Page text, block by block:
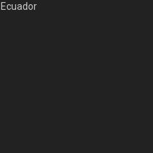
Ecuador